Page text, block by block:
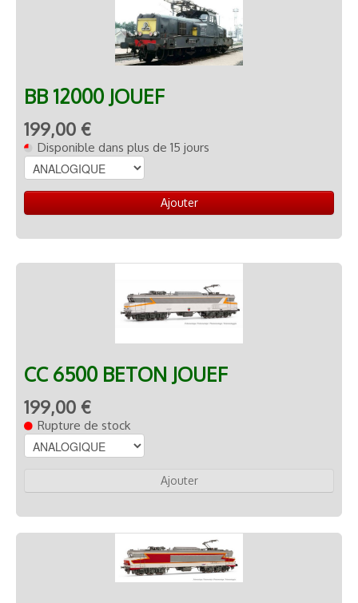
BB 12000 JOUEF
199,00 €
Disponible dans plus de 15 jours
Ajouter
CC 6500 BETON JOUEF
199,00 €
Rupture de stock
Ajouter